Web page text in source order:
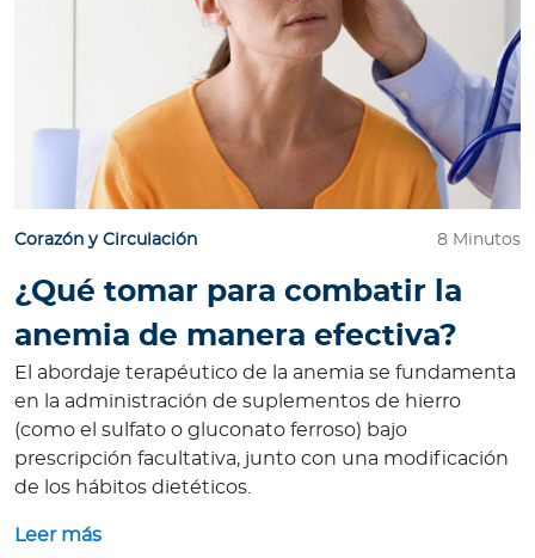
Corazón y Circulación 8 Minutos
¿Qué tomar para combatir la
anemia de manera efectiva?
El abordaje terapéutico de la anemia se fundamenta
en la administración de suplementos de hierro
(como el sulfato o gluconato ferroso) bajo
prescripción facultativa, junto con una modificación
de los hábitos dietéticos.
Leer más